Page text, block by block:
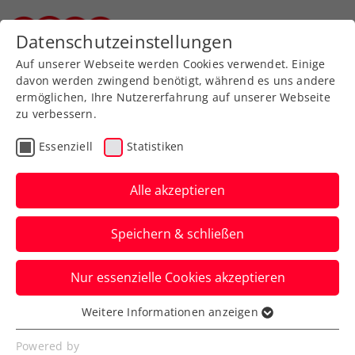
Zurück zur Newsübersicht
Turniere
French Open: Starke
Grabher feiert 1. Sieg in
Grand-Slam-
Hauptbewerb
Das ÖTV-Aushängeschild erarbeitet sich
hiermit ein Zweitrundenduell mit
Vorjahresfinalistin Coco Gauff.
Datenschutzeinstellungen
Auf unserer Webseite werden Cookies verwendet. Einige
davon werden zwingend benötigt, während es uns andere
ermöglichen, Ihre Nutzererfahrung auf unserer Webseite
zu verbessern.
Essenziell Statistiken
Alle akzeptieren
Speichern & schließen
Nur essenzielle Cookies akzeptieren
Essenziell
Essenzielle Cookies werden für grundlegende
Weitere Informationen anzeigen
Powered by